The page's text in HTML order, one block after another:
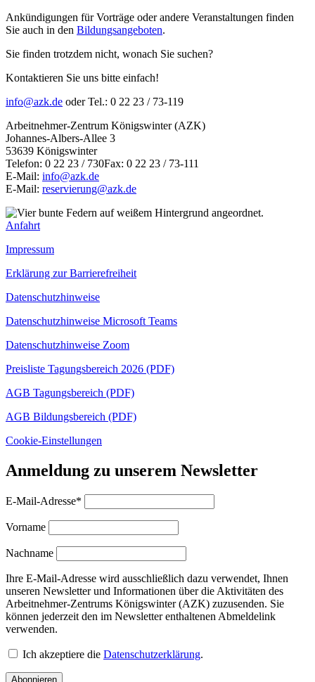
Ankündigungen für Vorträge oder andere Veranstaltungen finden
Sie auch in den Bildungsangeboten.
Sie finden trotzdem nicht, wonach Sie suchen?
Kontaktieren Sie uns bitte einfach!
info@azk.de oder Tel.: 0 22 23 / 73-119
Arbeitnehmer-Zentrum Königswinter (AZK)
Johannes-Albers-Allee 3
53639 Königswinter
Telefon: 0 22 23 / 730Fax: 0 22 23 / 73-111
E-Mail: info@azk.de
E-Mail: reservierung@azk.de
Anfahrt
Impressum
Erklärung zur Barrierefreiheit
Datenschutzhinweise
Datenschutzhinweise Microsoft Teams
Datenschutzhinweise Zoom
Preisliste Tagungsbereich 2026 (PDF)
AGB Tagungsbereich (PDF)
AGB Bildungsbereich (PDF)
Cookie-Einstellungen
Anmeldung zu unserem Newsletter
E-Mail-Adresse*
Vorname
Nachname
Ihre E-Mail-Adresse wird ausschließlich dazu verwendet, Ihnen
unseren Newsletter und Informationen über die Aktivitäten des
Arbeitnehmer-Zentrums Königswinter (AZK) zuzusenden. Sie
können jederzeit den im Newsletter enthaltenen Abmeldelink
verwenden.
Ich akzeptiere die Datenschutzerklärung.